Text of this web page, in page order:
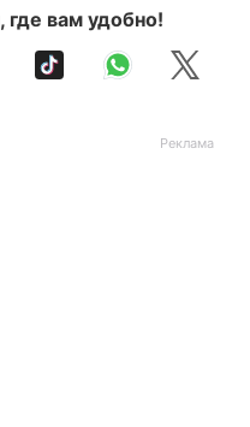
где вам удобно!